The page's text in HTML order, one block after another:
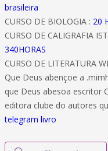
brasileira
CURSO DE BIOLOGIA : 20
CURSO DE CALIGRAFIA
340HORAS
CURSO DE LITERATURA
Que Deus abençoe a
que Deus abesoa escritor
editora clube do autores
telegram livro